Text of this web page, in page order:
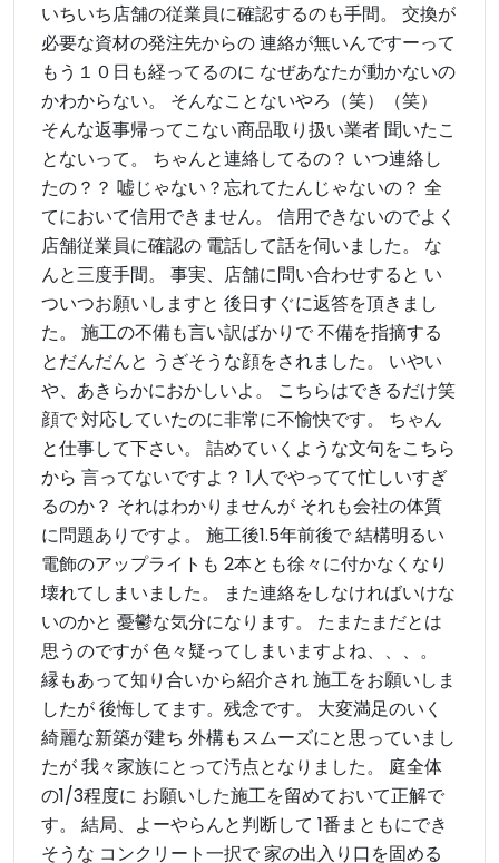
いちいち店舗の従業員に確認するのも手間。 交換が
必要な資材の発注先からの 連絡が無いんですーって
もう１０日も経ってるのに なぜあなたが動かないの
かわからない。 そんなことないやろ（笑）（笑）
そんな返事帰ってこない商品取り扱い業者 聞いたこ
とないって。 ちゃんと連絡してるの？ いつ連絡し
たの？？ 嘘じゃない？忘れてたんじゃないの？ 全
てにおいて信用できません。 信用できないのでよく
店舗従業員に確認の 電話して話を伺いました。 な
んと三度手間。 事実、店舗に問い合わせすると い
ついつお願いしますと 後日すぐに返答を頂きまし
た。 施工の不備も言い訳ばかりで 不備を指摘する
とだんだんと うざそうな顔をされました。 いやい
や、あきらかにおかしいよ。 こちらはできるだけ笑
顔で 対応していたのに非常に不愉快です。 ちゃん
と仕事して下さい。 詰めていくような文句をこちら
から 言ってないですよ？ 1人でやってて忙しいすぎ
るのか？ それはわかりませんが それも会社の体質
に問題ありですよ。 施工後1.5年前後で 結構明るい
電飾のアップライトも 2本とも徐々に付かなくなり
壊れてしまいました。 また連絡をしなければいけな
いのかと 憂鬱な気分になります。 たまたまだとは
思うのですが 色々疑ってしまいますよね、、、。
縁もあって知り合いから紹介され 施工をお願いしま
したが 後悔してます。残念です。 大変満足のいく
綺麗な新築が建ち 外構もスムーズにと思っていまし
たが 我々家族にとって汚点となりました。 庭全体
の1/3程度に お願いした施工を留めておいて正解で
す。 結局、よーやらんと判断して 1番まともにでき
そうな コンクリート一択で 家の出入り口を固める